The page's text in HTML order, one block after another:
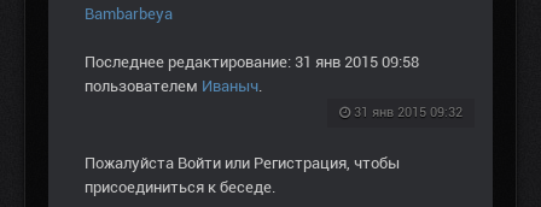
Bambarbeya
Последнее редактирование: 31 янв 2015 09:58
пользователем Иваныч
31 янв 2015 09:32
Пожалуйста Войти или Регистрация , чтобы
присоединиться к беседе.